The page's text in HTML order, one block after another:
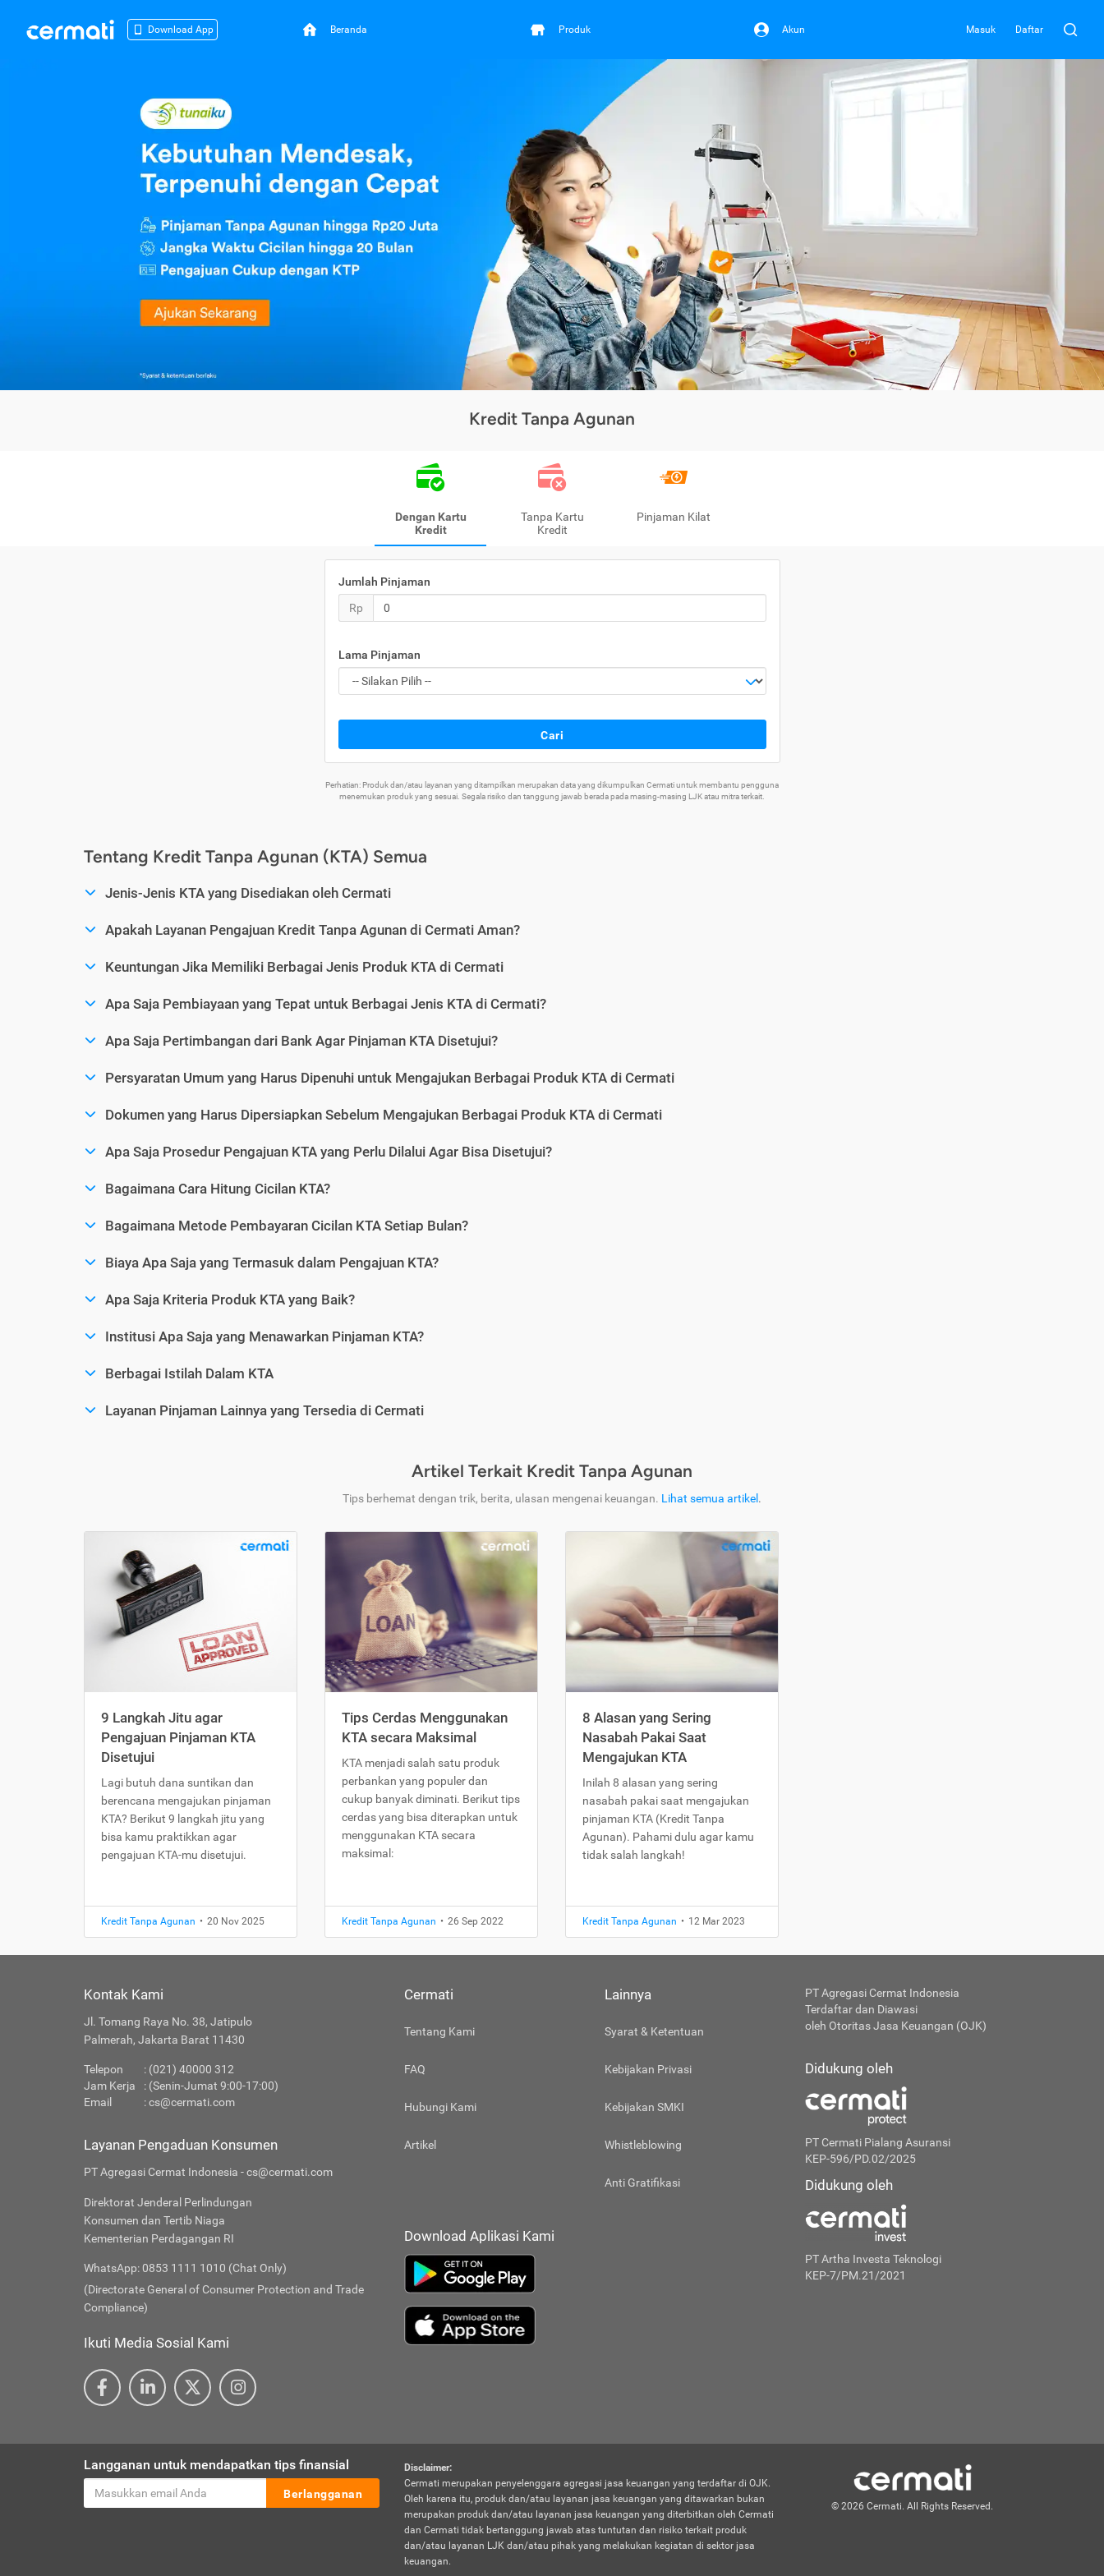
Download App Beranda Produk Akun Masuk Daftar
Kredit Tanpa Agunan
Dengan Kartu
Kredit
Tanpa Kartu
Kredit
Pinjaman Kilat
Jumlah Pinjaman
Rp
Lama Pinjaman
Cari
Perhatian: Produk dan/atau layanan yang ditampilkan merupakan data yang dikumpulkan Cermati untuk membantu pengguna
menemukan produk yang sesuai. Segala risiko dan tanggung jawab berada pada masing-masing LJK atau mitra terkait.
Tentang Kredit Tanpa Agunan (KTA) Semua
Jenis-Jenis KTA yang Disediakan oleh Cermati
Apakah Layanan Pengajuan Kredit Tanpa Agunan di Cermati Aman?
Keuntungan Jika Memiliki Berbagai Jenis Produk KTA di Cermati
Apa Saja Pembiayaan yang Tepat untuk Berbagai Jenis KTA di Cermati?
Apa Saja Pertimbangan dari Bank Agar Pinjaman KTA Disetujui?
Persyaratan Umum yang Harus Dipenuhi untuk Mengajukan Berbagai Produk KTA di Cermati
Dokumen yang Harus Dipersiapkan Sebelum Mengajukan Berbagai Produk KTA di Cermati
Apa Saja Prosedur Pengajuan KTA yang Perlu Dilalui Agar Bisa Disetujui?
Bagaimana Cara Hitung Cicilan KTA?
Bagaimana Metode Pembayaran Cicilan KTA Setiap Bulan?
Biaya Apa Saja yang Termasuk dalam Pengajuan KTA?
Apa Saja Kriteria Produk KTA yang Baik?
Institusi Apa Saja yang Menawarkan Pinjaman KTA?
Berbagai Istilah Dalam KTA
Layanan Pinjaman Lainnya yang Tersedia di Cermati
Artikel Terkait Kredit Tanpa Agunan
Tips berhemat dengan trik, berita, ulasan mengenai keuangan. Lihat semua artikel .
9 Langkah Jitu agar
Pengajuan Pinjaman KTA
Disetujui
Lagi butuh dana suntikan dan
berencana mengajukan pinjaman
KTA? Berikut 9 langkah jitu yang
bisa kamu praktikkan agar
pengajuan KTA-mu disetujui.
Kredit Tanpa Agunan • 20 Nov 2025
Tips Cerdas Menggunakan
KTA secara Maksimal
KTA menjadi salah satu produk
perbankan yang populer dan
cukup banyak diminati. Berikut tips
cerdas yang bisa diterapkan untuk
menggunakan KTA secara
maksimal:
Kredit Tanpa Agunan • 26 Sep 2022
8 Alasan yang Sering
Nasabah Pakai Saat
Mengajukan KTA
Inilah 8 alasan yang sering
nasabah pakai saat mengajukan
pinjaman KTA (Kredit Tanpa
Agunan). Pahami dulu agar kamu
tidak salah langkah!
Kredit Tanpa Agunan • 12 Mar 2023
Kontak Kami
Jl. Tomang Raya No. 38, Jatipulo
Palmerah, Jakarta Barat 11430
Telepon
: (021) 40000 312
Jam Kerja
: (Senin-Jumat 9:00-17:00)
Email
:cs@cermati.com
Layanan Pengaduan Konsumen
PT Agregasi Cermat Indonesia - cs@cermati.com
Direktorat Jenderal Perlindungan
Konsumen dan Tertib Niaga
Kementerian Perdagangan RI
WhatsApp: 0853 1111 1010 (Chat Only)
(Directorate General of Consumer Protection and Trade
Compliance)
Ikuti Media Sosial Kami
Cermati
Tentang Kami
FAQ
Hubungi Kami
Artikel
Lainnya
Syarat & Ketentuan
Kebijakan Privasi
Kebijakan SMKI
Whistleblowing
Anti Gratifikasi
Download Aplikasi Kami
PT Agregasi Cermat Indonesia
Terdaftar dan Diawasi
oleh Otoritas Jasa Keuangan (OJK)
Didukung oleh
PT Cermati Pialang Asuransi
KEP-596/PD.02/2025
Didukung oleh
PT Artha Investa Teknologi
KEP-7/PM.21/2021
Langganan untuk mendapatkan tips finansial
Berlangganan
Disclaimer:
Cermati merupakan penyelenggara agregasi jasa keuangan yang terdaftar di OJK.
Oleh karena itu, produk dan/atau layanan jasa keuangan yang ditawarkan bukan
merupakan produk dan/atau layanan jasa keuangan yang diterbitkan oleh Cermati
dan Cermati tidak bertanggung jawab atas tuntutan dan risiko terkait produk
dan/atau layanan LJK dan/atau pihak yang melakukan kegiatan di sektor jasa
keuangan.
© 2026 Cermati. All Rights Reserved.